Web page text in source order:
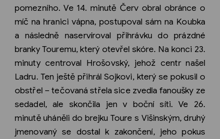
pomezního. Ve 14. minutě Červ obral obránce o
míč na hranici vápna, postupoval sám na Koubka
a následně naservíroval přihrávku do prázdné
branky Touremu, který otevřel skóre. Na konci 23.
minuty centroval Hrošovský, jehož centr našel
Ladru. Ten ještě přihrál Sojkovi, který se pokusil o
obstřel – tečovaná střela sice zvedla fanoušky ze
sedadel, ale skončila jen v boční síti. Ve 26.
minutě uháněli do brejku Toure s Višinským, druhý
jmenovaný se dostal k zakončení, jeho pokus